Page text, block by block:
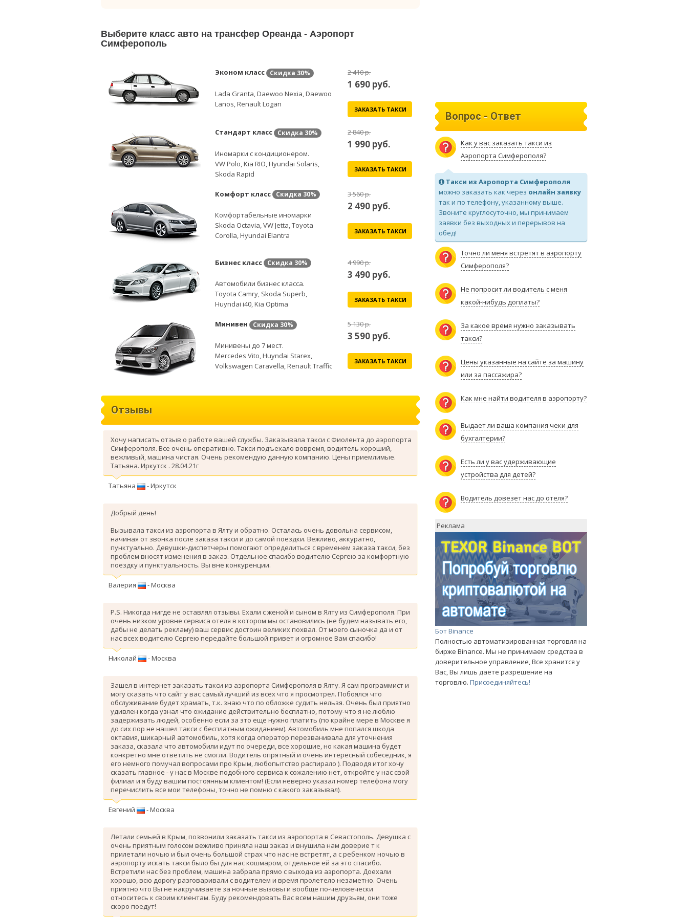
Выберите класс авто на трансфер Ореанда - Аэропорт
Симферополь
Эконом класс Скидка 30%
Lada Granta, Daewoo Nexia, Daewoo
Lanos, Renault Logan
2 410 р.
1 690 руб.
ЗАКАЗАТЬ ТАКСИ
Стандарт класс Скидка 30%
Иномарки с кондиционером.
VW Polo, Kia RIO, Hyundai Solaris,
Skoda Rapid
2 840 р.
1 990 руб.
ЗАКАЗАТЬ ТАКСИ
Комфорт класс Скидка 30%
Комфортабельные иномарки
Skoda Octavia, VW Jetta, Toyota
Corolla, Hyundai Elantra
3 560 р.
2 490 руб.
ЗАКАЗАТЬ ТАКСИ
Бизнес класс Скидка 30%
Автомобили бизнес класса.
Toyota Camry, Skoda Superb,
Huyndai i40, Kia Optima
4 990 р.
3 490 руб.
ЗАКАЗАТЬ ТАКСИ
Минивен Скидка 30%
Минивены до 7 мест.
Mercedes Vito, Huyndai Starex,
Volkswagen Caravella, Renault Traffic
5 130 р.
3 590 руб.
ЗАКАЗАТЬ ТАКСИ
Отзывы
Хочу написать отзыв о работе вашей службы. Заказывала такси с Фиолента до аэропорта
Симферополя. Все очень оперативно. Такси подъехало вовремя, водитель хороший,
вежливый, машина чистая. Очень рекомендую данную компанию. Цены приемлимые.
Татьяна. Иркутск . 28.04.21г
Татьяна - Иркутск
Добрый день!
Вызывала такси из аэропорта в Ялту и обратно. Осталась очень довольна сервисом,
начиная от звонка после заказа такси и до самой поездки. Вежливо, аккуратно,
пунктуально. Девушки-диспетчеры помогают определиться с временем заказа такси, без
проблем вносят изменения в заказ. Отдельное спасибо водителю Сергею за комфортную
поездку и пунктуальность. Вы вне конкуренции.
Валерия - Москва
P.S. Никогда нигде не оставлял отзывы. Ехали с женой и сыном в Ялту из Симферополя. При
очень низком уровне сервиса отеля в котором мы остановились (не будем называть его,
дабы не делать рекламу) ваш сервис достоин великих похвал. От моего сыночка да и от
нас всех водителю Сергею передайте большой привет и огромное Вам спасибо!
Николай - Москва
Зашел в интернет заказать такси из аэропорта Симферополя в Ялту. Я сам программист и
могу сказать что сайт у вас самый лучший из всех что я просмотрел. Побоялся что
обслуживание будет храмать, т.к. знаю что по обложке судить нельзя. Очень был приятно
удивлен когда узнал что ожидание действительно бесплатно, потому-что я не люблю
задерживать людей, особенно если за это еще нужно платить (по крайне мере в Москве я
до сих пор не нашел такси с бесплатным ожиданием). Автомобиль мне попался шкода
октавия, шикарный автомобиль, хотя когда оператор перезванивала для уточнения
заказа, сказала что автомобили идут по очереди, все хорошие, но какая машина будет
конкретно мне ответить не смогли. Водитель опрятный и очень интересный собеседник, я
его немного помучал вопросами про Крым, любопытство распирало ). Подводя итог хочу
сказать главное - у нас в Москве подобного сервиса к сожалению нет, откройте у нас свой
филиал и я буду вашим постоянным клиентом! (Если неверно указал номер телефона могу
перечислить все мои телефоны, точно не помню с какого заказывал).
Евгений - Москва
Летали семьей в Крым, позвонили заказать такси из аэропорта в Севастополь. Девушка с
очень приятным голосом вежливо приняла наш заказ и внушила нам доверие т к
прилетали ночью и был очень большой страх что нас не встретят, а с ребенком ночью в
аэропорту искать такси было бы для нас кошмаром, отдельное ей за это спасибо.
Вcтретили нас без проблем, машина забрала прямо с выхода из аэропорта. Доехали
хорошо, всю дорогу разговаривали с водителем и время пролетело незаметно. Очень
приятно что Вы не накручиваете за ночные вызовы и вообще по-человечески
относитесь к своим клиентам. Буду рекомендовать Вас всем нашим друзьям, они тоже
скоро поедут!
Вопрос - Ответ
Как у вас заказать такси из
Аэропорта Симферополя?
Такси из Аэропорта Симферополя
можно заказать как через онлайн заявку
так и по телефону, указанному выше.
Звоните круглосуточно, мы принимаем
заявки без выходных и перерывов на
обед!
Точно ли меня встретят в аэропорту
Симферополя?
Не попросит ли водитель с меня
какой-нибудь доплаты?
За какое время нужно заказывать
такси?
Цены указанные на сайте за машину
или за пассажира?
Как мне найти водителя в аэропорту?
Выдает ли ваша компания чеки для
бухгалтерии?
Есть ли у вас удерживающие
устройства для детей?
Водитель довезет нас до отеля?
Реклама
Бот Binance
Полностью автоматизированная торговля на
бирже Binance. Мы не принимаем средства в
доверительное управление, Все хранится у
Вас, Вы лишь даете разрешение на
торговлю.Присоединяйтесь!